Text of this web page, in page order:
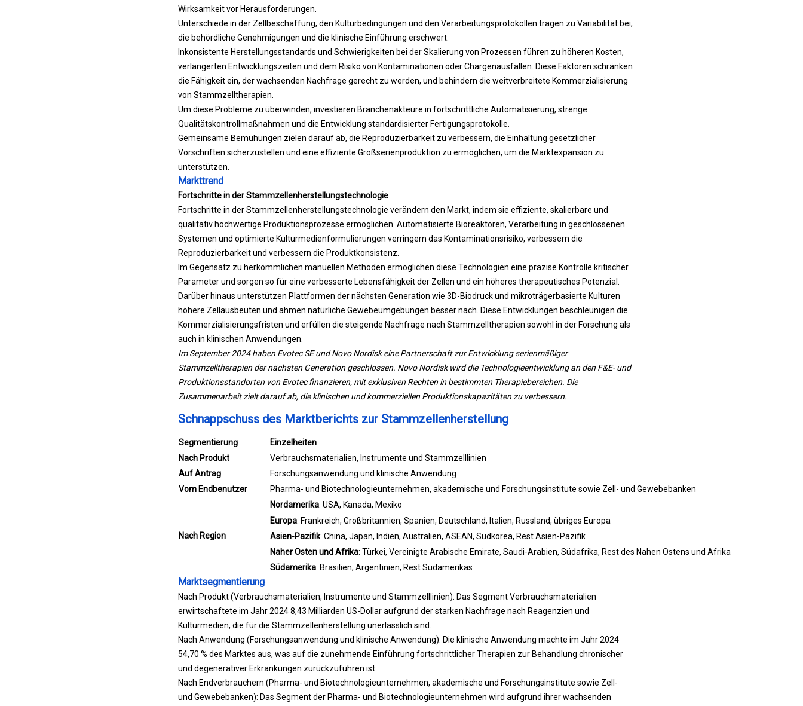
Wirksamkeit vor Herausforderungen.
Unterschiede in der Zellbeschaffung, den Kulturbedingungen und den Verarbeitungsprotokollen tragen zu Variabilität bei,
die behördliche Genehmigungen und die klinische Einführung erschwert.
Inkonsistente Herstellungsstandards und Schwierigkeiten bei der Skalierung von Prozessen führen zu höheren Kosten,
verlängerten Entwicklungszeiten und dem Risiko von Kontaminationen oder Chargenausfällen. Diese Faktoren schränken
die Fähigkeit ein, der wachsenden Nachfrage gerecht zu werden, und behindern die weitverbreitete Kommerzialisierung
von Stammzelltherapien.
Um diese Probleme zu überwinden, investieren Branchenakteure in fortschrittliche Automatisierung, strenge
Qualitätskontrollmaßnahmen und die Entwicklung standardisierter Fertigungsprotokolle.
Gemeinsame Bemühungen zielen darauf ab, die Reproduzierbarkeit zu verbessern, die Einhaltung gesetzlicher
Vorschriften sicherzustellen und eine effiziente Großserienproduktion zu ermöglichen, um die Marktexpansion zu
unterstützen.
Markttrend
Fortschritte in der Stammzellenherstellungstechnologie
Fortschritte in der Stammzellenherstellungstechnologie verändern den Markt, indem sie effiziente, skalierbare und
qualitativ hochwertige Produktionsprozesse ermöglichen. Automatisierte Bioreaktoren, Verarbeitung in geschlossenen
Systemen und optimierte Kulturmedienformulierungen verringern das Kontaminationsrisiko, verbessern die
Reproduzierbarkeit und verbessern die Produktkonsistenz.
Im Gegensatz zu herkömmlichen manuellen Methoden ermöglichen diese Technologien eine präzise Kontrolle kritischer
Parameter und sorgen so für eine verbesserte Lebensfähigkeit der Zellen und ein höheres therapeutisches Potenzial.
Darüber hinaus unterstützen Plattformen der nächsten Generation wie 3D-Biodruck und mikroträgerbasierte Kulturen
höhere Zellausbeuten und ahmen natürliche Gewebeumgebungen besser nach. Diese Entwicklungen beschleunigen die
Kommerzialisierungsfristen und erfüllen die steigende Nachfrage nach Stammzelltherapien sowohl in der Forschung als
auch in klinischen Anwendungen.
Im September 2024 haben Evotec SE und Novo Nordisk eine Partnerschaft zur Entwicklung serienmäßiger
Stammzelltherapien der nächsten Generation geschlossen. Novo Nordisk wird die Technologieentwicklung an den F&E- und
Produktionsstandorten von Evotec finanzieren, mit exklusiven Rechten in bestimmten Therapiebereichen. Die
Zusammenarbeit zielt darauf ab, die klinischen und kommerziellen Produktionskapazitäten zu verbessern.
Schnappschuss des Marktberichts zur Stammzellenherstellung
Segmentierung
Einzelheiten
Nach Produkt
Verbrauchsmaterialien, Instrumente und Stammzelllinien
Auf Antrag
Forschungsanwendung und klinische Anwendung
Vom Endbenutzer
Pharma- und Biotechnologieunternehmen, akademische und Forschungsinstitute sowie Zell- und Gewebebanken
Nach Region
Nordamerika: USA, Kanada, Mexiko
Europa: Frankreich, Großbritannien, Spanien, Deutschland, Italien, Russland, übriges Europa
Asien-Pazifik: China, Japan, Indien, Australien, ASEAN, Südkorea, Rest Asien-Pazifik
Naher Osten und Afrika: Türkei, Vereinigte Arabische Emirate, Saudi-Arabien, Südafrika, Rest des Nahen Ostens und Afrika
Südamerika: Brasilien, Argentinien, Rest Südamerikas
Marktsegmentierung
Nach Produkt (Verbrauchsmaterialien, Instrumente und Stammzelllinien): Das Segment Verbrauchsmaterialien
erwirtschaftete im Jahr 2024 8,43 Milliarden US-Dollar aufgrund der starken Nachfrage nach Reagenzien und
Kulturmedien, die für die Stammzellenherstellung unerlässlich sind.
Nach Anwendung (Forschungsanwendung und klinische Anwendung): Die klinische Anwendung machte im Jahr 2024
54,70 % des Marktes aus, was auf die zunehmende Einführung fortschrittlicher Therapien zur Behandlung chronischer
und degenerativer Erkrankungen zurückzuführen ist.
Nach Endverbrauchern (Pharma- und Biotechnologieunternehmen, akademische und Forschungsinstitute sowie Zell-
und Gewebebanken): Das Segment der Pharma- und Biotechnologieunternehmen wird aufgrund ihrer wachsenden